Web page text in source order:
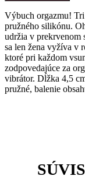
Výbuch orgazmu!
pružného silikónu.
udržia v prekrvenom
sa len žena vyžíva v
ktoré pri každom
zodpovedajúce za
vibrátor. Dĺžka 4,5
pružné, balenie